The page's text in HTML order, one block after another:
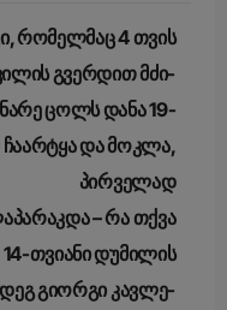
რომელმაც 4 თვის
გვერ­დით მძი­
ნა­რე ცოლს დანა 19-
ჩა­არ­ტყა და მოკ­ლა,
პირველად
– რა თქვა
14-თვი­ა­ნი დუ­მი­ლის
გი­ორ­გი კავ­ლე­